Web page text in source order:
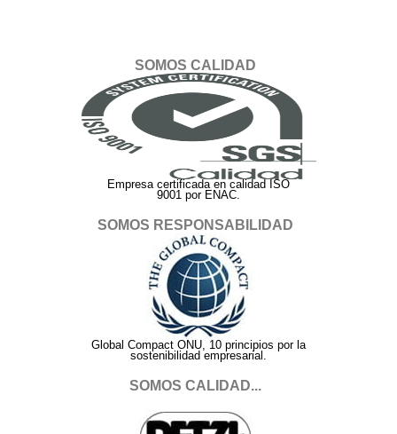
SOMOS CALIDAD
Empresa certificada en calidad ISO
9001 por ENAC.
SOMOS RESPONSABILIDAD
Global Compact ONU, 10 principios por la
sostenibilidad empresarial.
SOMOS CALIDAD...